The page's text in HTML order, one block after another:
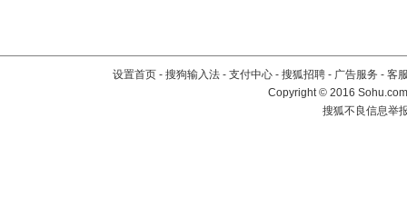
设置首页 - 搜狗输入法 - 支付中心 - 搜狐招聘 - 广告服务 - 客
Copyright©2016
搜狐不良信息举